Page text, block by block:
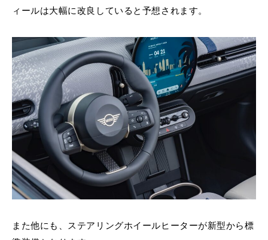
ィールは大幅に改良していると予想されます。
また他にも、ステアリングホイールヒーターが新型から標